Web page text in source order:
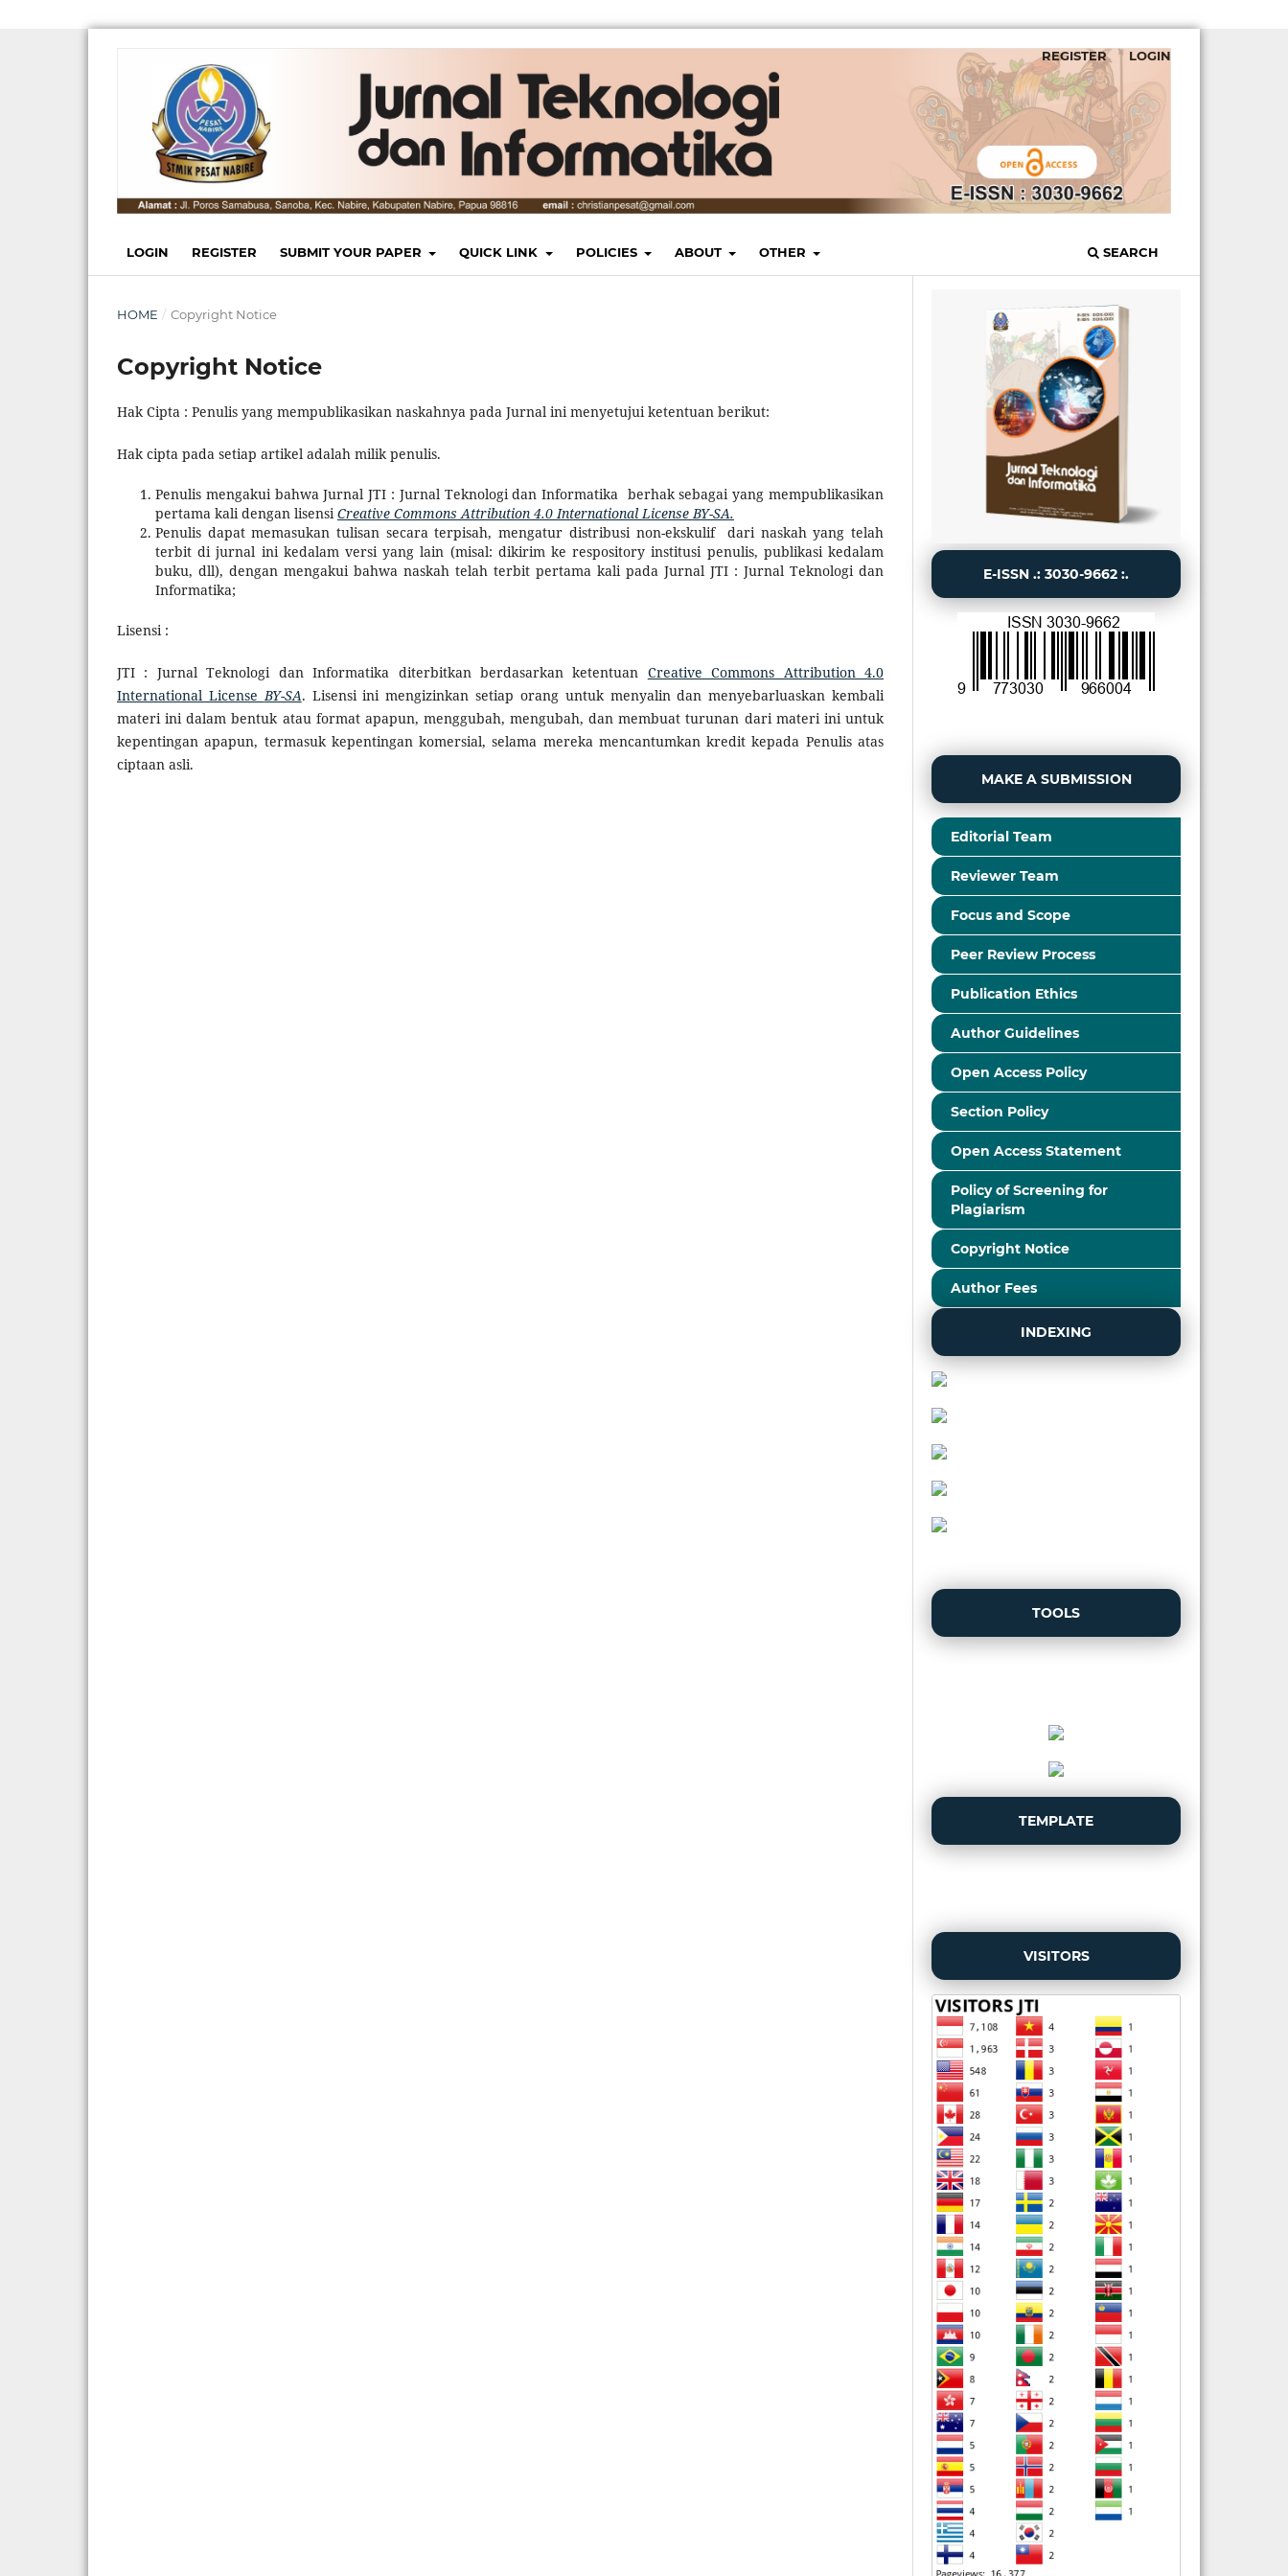
LOGIN REGISTER SUBMIT YOUR PAPER QUICK LINK POLICIES ABOUT OTHER SEARCH
REGISTER LOGIN
HOME / Copyright Notice
Copyright Notice
Hak Cipta : Penulis yang mempublikasikan naskahnya pada Jurnal ini menyetujui ketentuan berikut:
Hak cipta pada setiap artikel adalah milik penulis.
Penulis mengakui bahwa Jurnal JTI : Jurnal Teknologi dan Informatika berhak sebagai yang mempublikasikan
pertama kali dengan lisensiCreative Commons Attribution 4.0 International License BY-SA.
Penulis dapat memasukan tulisan secara terpisah, mengatur distribusi non-ekskulif dari naskah yang telah
terbit di jurnal ini kedalam versi yang lain (misal: dikirim ke respository institusi penulis, publikasi kedalam
buku, dll), dengan mengakui bahwa naskah telah terbit pertama kali pada Jurnal JTI : Jurnal Teknologi dan
Informatika;
Lisensi :
JTI : Jurnal Teknologi dan Informatika diterbitkan berdasarkan ketentuan Creative Commons Attribution 4.0
International LicenseBY-SA. Lisensi ini mengizinkan setiap orang untuk menyalin dan menyebarluaskan kembali
materi ini dalam bentuk atau format apapun, menggubah, mengubah, dan membuat turunan dari materi ini untuk
kepentingan apapun, termasuk kepentingan komersial, selama mereka mencantumkan kredit kepada Penulis atas
ciptaan asli.
E-ISSN .: 3030-9662 :.
MAKE A SUBMISSION
Editorial Team
Reviewer Team
Focus and Scope
Peer Review Process
Publication Ethics
Author Guidelines
Open Access Policy
Section Policy
Open Access Statement
Policy of Screening for
Plagiarism
Copyright Notice
Author Fees
INDEXING
TOOLS
TEMPLATE
VISITORS